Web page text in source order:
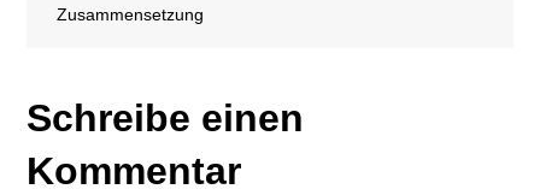
Zusammensetzung
Schreibe einen
Kommentar